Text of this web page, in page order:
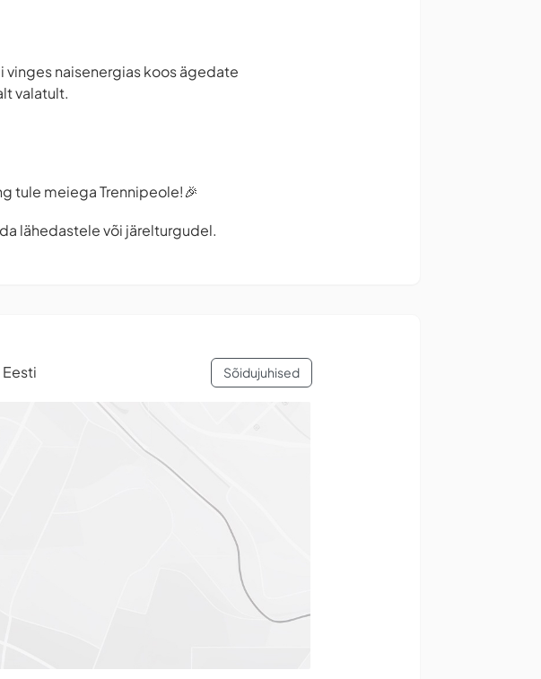
vinges naisenergias koos ägedate
valatult.
tule meiega Trennipeole!🎉
lähedastele või järelturgudel.
Eesti Sõidujuhised